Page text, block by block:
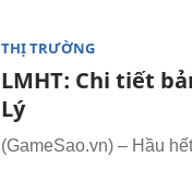
THỊ TRƯỜNG
LMHT: Chi tiết
Lý
(GameSao.vn) – Hầu